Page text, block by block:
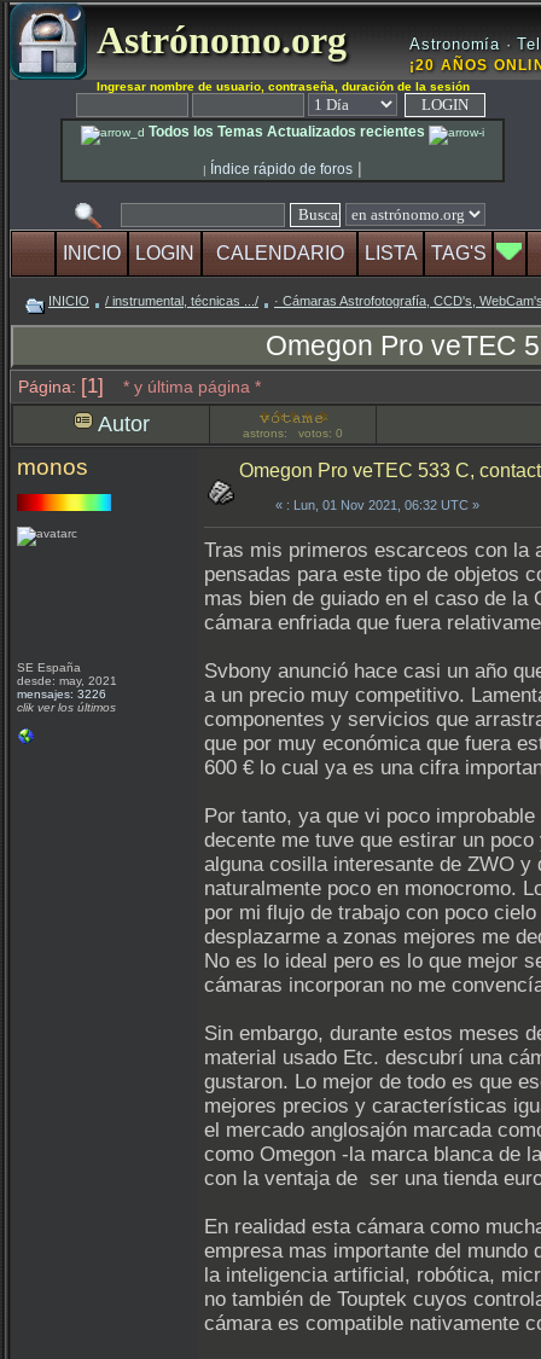
Astrónomo.org Astronomía ·
¡20 AÑOS
Ingresar nombre de usuario, contraseña, duración de la sesión
Todos los Temas Actualizados recientes
| Índice rápido de foros |
INICIO LOGIN CALENDARIO LISTA TAG'S
INICIO / instrumental, técnicas .../ · Cámaras Astrofotografía, CCD's,
Omegon Pro veTEC
Página: [1] * y última página *
Autor astrons: votos: 0
monos
SE España
desde: may, 2021
mensajes: 3226
clik ver los últimos
Omegon Pro veTEC 533 C,
« : Lun, 01 Nov 2021, 06:32 UTC »
Tras mis primeros escarceos con la
pensadas para este tipo de objetos
mas bien de guiado en el caso de la
cámara enfriada que fuera
Svbony anunció hace casi un año
a un precio muy competitivo.
componentes y servicios que
que por muy económica que fuera
600 € lo cual ya es una cifra
Por tanto, ya que vi poco
decente me tuve que estirar un
alguna cosilla interesante de ZWO
naturalmente poco en monocromo.
por mi flujo de trabajo con poco
desplazarme a zonas mejores me
No es lo ideal pero es lo que mejor
cámaras incorporan no me
Sin embargo, durante estos meses
material usado Etc. descubrí una
gustaron. Lo mejor de todo es que
mejores precios y características
el mercado anglosajón marcada
como Omegon -la marca blanca de
con la ventaja de ser una tienda
En realidad esta cámara como
empresa mas importante del mundo
la inteligencia artificial, robótica,
no también de Touptek cuyos
cámara es compatible nativamente